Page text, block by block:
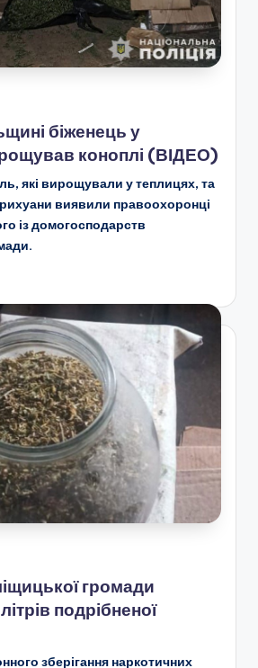
біженець у
коноплі (ВІДЕО)
які вирощували у теплицях, та
виявили правоохоронці
із домогосподарств
громади
подрібненої
зберігання наркотичних